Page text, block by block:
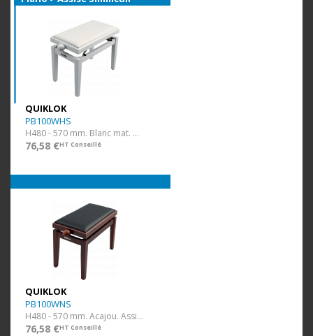
QUIKLOK
PB100WHS
H480 - 570 mm. Blanc mat. Assise Simili.
76,58 €HT Conseillé
QUIKLOK
PB100WNS
H480 - 570 mm. Acajou. Assise Simili.
76,58 €HT Conseillé